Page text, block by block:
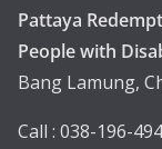
Pattaya
People with
Bang Lamung,
Call : 038-196-